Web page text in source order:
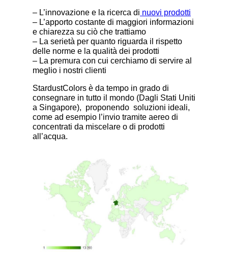
– L’innovazione e la ricerca di nuovi prodotti
– L’apporto costante di maggiori informazioni
e chiarezza su ciò che trattiamo
– La serietà per quanto riguarda il rispetto
delle norme e la qualità dei prodotti
– La premura con cui cerchiamo di servire al
meglio i nostri clienti
StardustColors è da tempo in grado di
consegnare in tutto il mondo (Dagli Stati Uniti
a Singapore), proponendo soluzioni ideali,
come ad esempio l’invio tramite aereo di
concentrati da miscelare o di prodotti
all’acqua.